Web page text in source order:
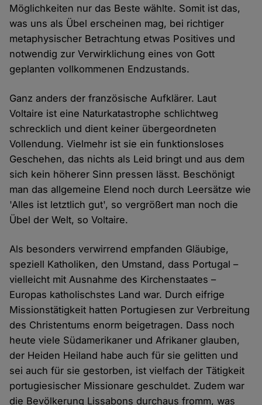
Möglichkeiten nur das Beste wählte. Somit ist das,
was uns als Übel erscheinen mag, bei richtiger
metaphysischer Betrachtung etwas Positives und
notwendig zur Verwirklichung eines von Gott
geplanten vollkommenen Endzustands.
Ganz anders der französische Aufklärer. Laut
Voltaire ist eine Naturkatastrophe schlichtweg
schrecklich und dient keiner übergeordneten
Vollendung. Vielmehr ist sie ein funktionsloses
Geschehen, das nichts als Leid bringt und aus dem
sich kein höherer Sinn pressen lässt. Beschönigt
man das allgemeine Elend noch durch Leersätze wie
'Alles ist letztlich gut', so vergrößert man noch die
Übel der Welt, so Voltaire.
Als besonders verwirrend empfanden Gläubige,
speziell Katholiken, den Umstand, dass Portugal –
vielleicht mit Ausnahme des Kirchenstaates –
Europas katholischstes Land war. Durch eifrige
Missionstätigkeit hatten Portugiesen zur Verbreitung
des Christentums enorm beigetragen. Dass noch
heute viele Südamerikaner und Afrikaner glauben,
der Heiden Heiland habe auch für sie gelitten und
sei auch für sie gestorben, ist vielfach der Tätigkeit
portugiesischer Missionare geschuldet. Zudem war
die Bevölkerung Lissabons durchaus fromm, was